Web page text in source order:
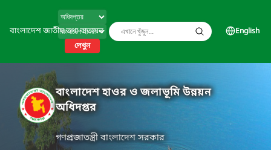
বাংলাদেশ জাতীয় তথ্য বাতায়ন
দেখুন
English
বাংলাদেশ হাওর ও জলাভূমি উন্নয়ন
অধিদপ্তর
গণপ্রজাতন্ত্রী বাংলাদেশ সরকার